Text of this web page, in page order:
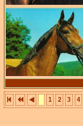
1 2 3 4